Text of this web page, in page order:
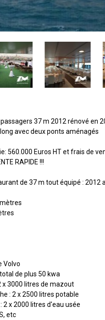
37 m 2012 rénové en
avec deux ponts aménagés
560.000 Euros HT et frais de
RAPIDE !!!
de 37 m tout équipé : 2012
Volvo
de plus 50 kwa
x 3000 litres de mazout
: 2 x 2500 litres potable
2 x 2000 litres d'eau usée
etc